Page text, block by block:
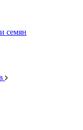
семян